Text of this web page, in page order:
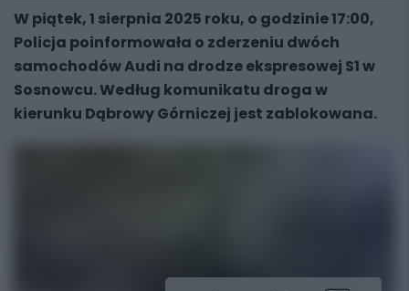
W piątek, 1 sierpnia 2025 roku, o godzinie 17:00,
Policja poinformowała o zderzeniu dwóch
samochodów Audi na drodze ekspresowej S1 w
Sosnowcu. Według komunikatu droga w
kierunku Dąbrowy Górniczej jest zablokowana.